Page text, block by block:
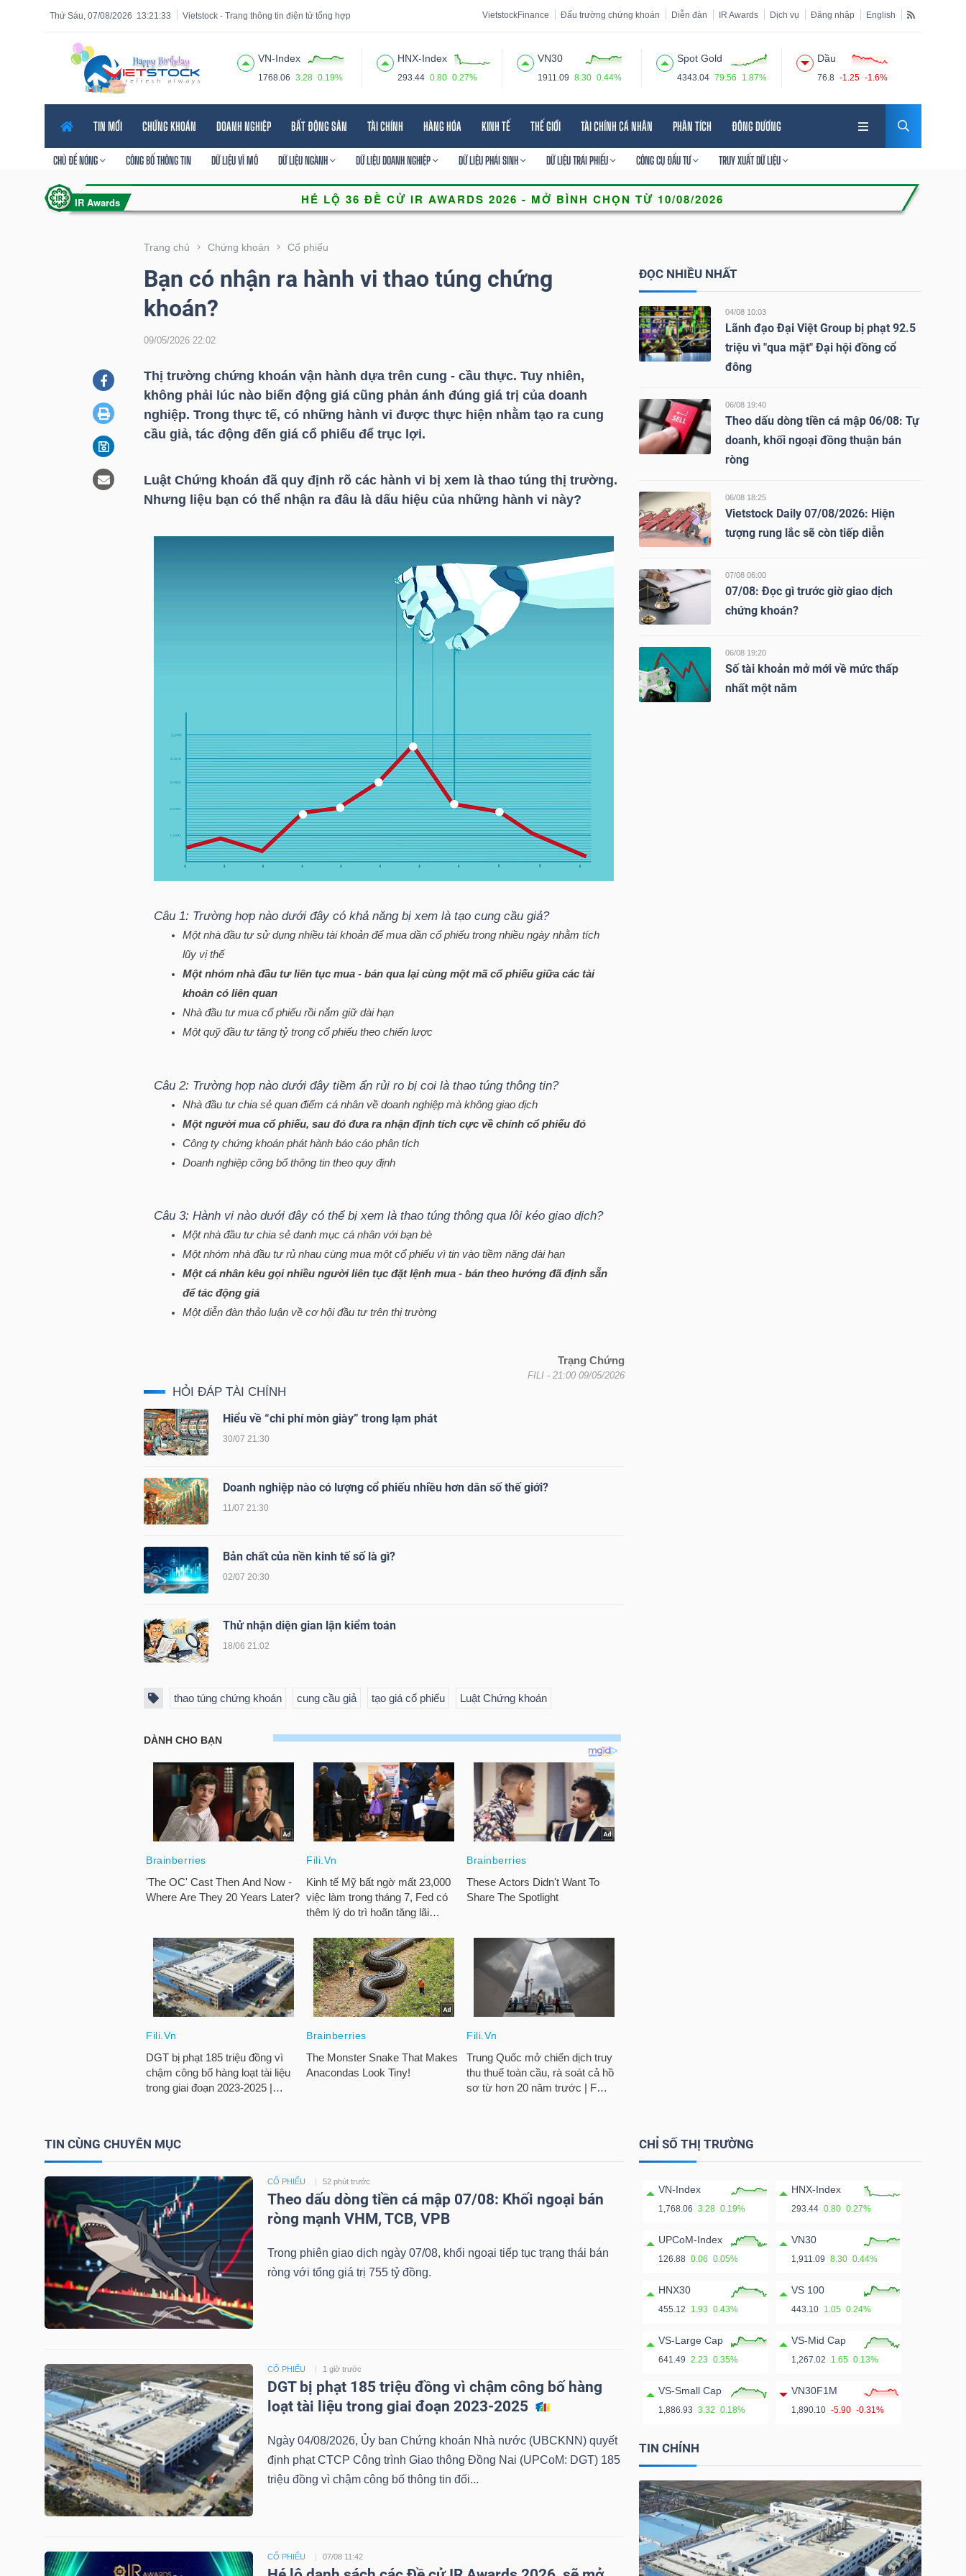
13:21:34
Thứ Sáu, 07/08/2026 Vietstock - Trang thông tin điện tử tổng hợp VietstockFinance Đấu trường chứng khoán Diễn đàn IR Awards Dịch vụ Đăng nhập English
VN-Index
1768.06 3.28 0.19%
HNX-Index
293.44 0.80 0.27%
VN30
1911.09 8.30 0.44%
Spot Gold
4343.04 79.56 1.87%
Dầu
76.8 -1.25 -1.6%
TIN MỚI CHỨNG KHOÁN DOANH NGHIỆP BẤT ĐỘNG SẢN TÀI CHÍNH HÀNG HÓA KINH TẾ THẾ GIỚI TÀI CHÍNH CÁ NHÂN PHÂN TÍCH ĐÔNG DƯƠNG
CHỦ ĐỀ NÓNG CÔNG BỐ THÔNG TIN DỮ LIỆU VĨ MÔ DỮ LIỆU NGÀNH DỮ LIỆU DOANH NGHIỆP DỮ LIỆU PHÁI SINH DỮ LIỆU TRÁI PHIẾU CÔNG CỤ ĐẦU TƯ TRUY XUẤT DỮ LIỆU
Trang chủ Chứng khoán Cổ phiếu
Bạn có nhận ra hành vi thao túng chứng
khoán?
09/05/2026 22:02
Thị trường chứng khoán vận hành dựa trên cung - cầu thực. Tuy nhiên,
không phải lúc nào biến động giá cũng phản ánh đúng giá trị của doanh
nghiệp. Trong thực tế, có những hành vi được thực hiện nhằm tạo ra cung
cầu giả, tác động đến giá cổ phiếu để trục lợi.
Luật Chứng khoán đã quy định rõ các hành vi bị xem là thao túng thị trường.
Nhưng liệu bạn có thể nhận ra đâu là dấu hiệu của những hành vi này?
Câu 1: Trường hợp nào dưới đây có khả năng bị xem là tạo cung cầu giả?
Một nhà đầu tư sử dụng nhiều tài khoản để mua dần cổ phiếu trong nhiều ngày nhằm tích
lũy vị thế
Một nhóm nhà đầu tư liên tục mua - bán qua lại cùng một mã cổ phiếu giữa các tài
khoản có liên quan
Nhà đầu tư mua cổ phiếu rồi nắm giữ dài hạn
Một quỹ đầu tư tăng tỷ trọng cổ phiếu theo chiến lược
Câu 2: Trường hợp nào dưới đây tiềm ẩn rủi ro bị coi là thao túng thông tin?
Nhà đầu tư chia sẻ quan điểm cá nhân về doanh nghiệp mà không giao dịch
Một người mua cổ phiếu, sau đó đưa ra nhận định tích cực về chính cổ phiếu đó
Công ty chứng khoán phát hành báo cáo phân tích
Doanh nghiệp công bố thông tin theo quy định
Câu 3: Hành vi nào dưới đây có thể bị xem là thao túng thông qua lôi kéo giao dịch?
Một nhà đầu tư chia sẻ danh mục cá nhân với bạn bè
Một nhóm nhà đầu tư rủ nhau cùng mua một cổ phiếu vì tin vào tiềm năng dài hạn
Một cá nhân kêu gọi nhiều người liên tục đặt lệnh mua - bán theo hướng đã định sẵn
để tác động giá
Một diễn đàn thảo luận về cơ hội đầu tư trên thị trường
Trạng Chứng
FILI - 21:00 09/05/2026
HỎI ĐÁP TÀI CHÍNH
Hiểu về “chi phí mòn giày” trong lạm phát
30/07 21:30
Doanh nghiệp nào có lượng cổ phiếu nhiều hơn dân số thế giới?
11/07 21:30
Bản chất của nền kinh tế số là gì?
02/07 20:30
Thử nhận diện gian lận kiểm toán
18/06 21:02
thao túng chứng khoán cung cầu giả tạo giá cổ phiếu Luật Chứng khoán
ĐỌC NHIỀU NHẤT
04/08 10:03
Lãnh đạo Đại Việt Group bị phạt 92.5
triệu vì "qua mặt" Đại hội đồng cổ
đông
06/08 19:40
Theo dấu dòng tiền cá mập 06/08: Tự
doanh, khối ngoại đồng thuận bán
ròng
06/08 18:25
Vietstock Daily 07/08/2026: Hiện
tượng rung lắc sẽ còn tiếp diễn
07/08 06:00
07/08: Đọc gì trước giờ giao dịch
chứng khoán?
06/08 19:20
Số tài khoản mở mới về mức thấp
nhất một năm
TIN CÙNG CHUYÊN MỤC
CỔ PHIẾU 52 phút trước
Theo dấu dòng tiền cá mập 07/08: Khối ngoại bán
ròng mạnh VHM, TCB, VPB
Trong phiên giao dịch ngày 07/08, khối ngoại tiếp tục trạng thái bán
ròng với tổng giá trị 755 tỷ đồng.
CỔ PHIẾU 1 giờ trước
DGT bị phạt 185 triệu đồng vì chậm công bố hàng
loạt tài liệu trong giai đoạn 2023-2025
Ngày 04/08/2026, Ủy ban Chứng khoán Nhà nước (UBCKNN) quyết
định phạt CTCP Công trình Giao thông Đồng Nai (UPCoM: DGT) 185
triệu đồng vì chậm công bố thông tin đối...
CỔ PHIẾU 07/08 11:42
CHỈ SỐ THỊ TRƯỜNG
VN-Index
1,768.06 3.28 0.19%
HNX-Index
293.44 0.80 0.27%
UPCoM-Index
126.88 0.06 0.05%
VN30
1,911.09 8.30 0.44%
HNX30
455.12 1.93 0.43%
VS 100
443.10 1.05 0.24%
VS-Large Cap
641.49 2.23 0.35%
VS-Mid Cap
1,267.02 1.65 0.13%
VS-Small Cap
1,886.93 3.32 0.18%
VN30F1M
1,890.10 -5.90 -0.31%
TIN CHÍNH
Tính năng
năng
VIETSTOCK
LƯỢNG
NGUYÊN
VẬT
LIỆU
CÔNG
NGHIỆP
TIÊU
THIẾT